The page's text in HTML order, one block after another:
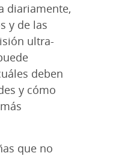
diariamente,
y de las
ultra-
deben
y cómo
que no